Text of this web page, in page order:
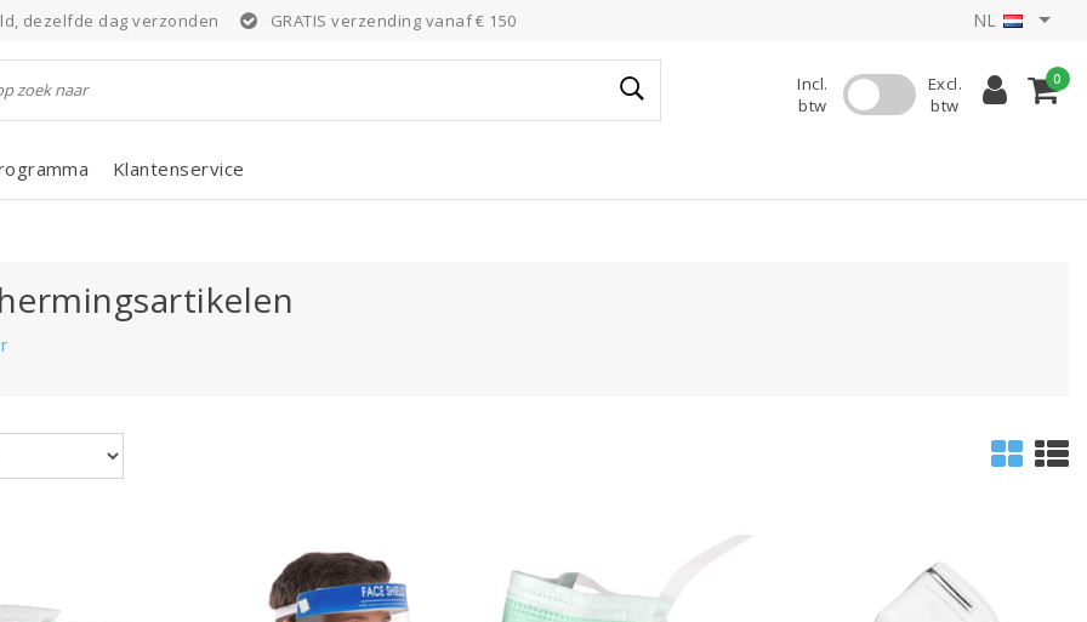
dezelfde dag verzonden GRATIS verzending vanaf € 150 NL
Incl.
btw
Excl.
btw
0
Klantenservice